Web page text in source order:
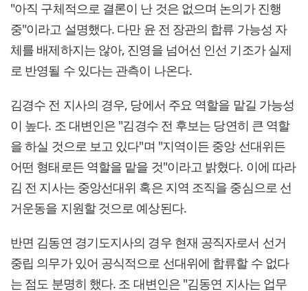
"아직 구체적으로 결론이 난 것은 없으며 논의가 진행
중"이라고 설명했다. 다만 윤 전 장관의 합류 가능성 자
체를 배제하지는 않아, 진영을 넘어선 인선 기조가 실제
로 반영될 수 있다는 관측이 나온다.
김경수 전 지사의 경우, 당에서 주요 역할을 맡길 가능성
이 높다. 조 대변인은 "김경수 전 후보는 당연히 큰 역할
을 하실 것으로 보고 있다"며 "지역이든 중앙 선대위든
어떤 형태로든 역할을 맡을 것"이라고 밝혔다. 이에 따라
김 전 지사는 중앙선대위 혹은 지역 조직을 중심으로 선
거운동을 지원할 것으로 예상된다.
반면 김동연 경기도지사의 경우 현재 공직자로서 선거
중립 의무가 있어 공식적으로 선대위에 합류할 수 없다
는 점도 분명히 했다. 조 대변인은 "김동연 지사는 업무